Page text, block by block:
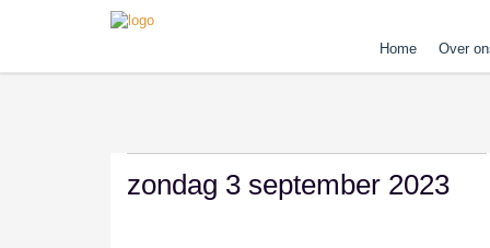
Home Over
zondag 3 september 2023